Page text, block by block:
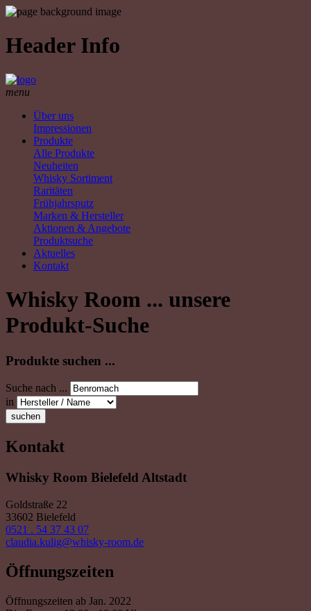
Header Info
menu
Über uns
Impressionen
Produkte
Alle Produkte
Neuheiten
Whisky Sortiment
Raritäten
Frühjahrsputz
Marken & Hersteller
Aktionen & Angebote
Produktsuche
Aktuelles
Kontakt
Whisky Room ... unsere
Produkt-Suche
Produkte suchen ...
Suche nach ...
in
suchen
Kontakt
Whisky Room Bielefeld Altstadt
Goldstraße 22
33602 Bielefeld
0521 . 54 37 43 07
claudia.kulig@whisky-room.de
Öffnungszeiten
Öffnungszeiten ab Jan. 2022